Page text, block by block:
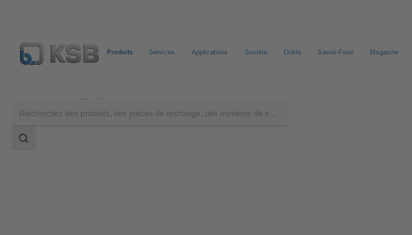
Produits Services Applications Société Outils Savoir-Faire Magazine
Champ